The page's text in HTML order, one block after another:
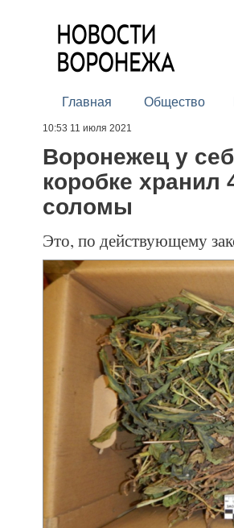
Главная Общество
10:53 11 июля 2021
Воронежец у
коробке хранил
соломы
Это, по действующему